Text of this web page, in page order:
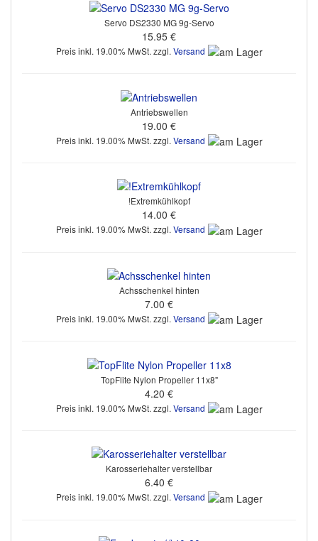
Servo DS2330 MG 9g-Servo
15.95 €
Preis inkl. 19.00% MwSt. zzgl. Versand
Antriebswellen
19.00 €
Preis inkl. 19.00% MwSt. zzgl. Versand
!Extremkühlkopf
14.00 €
Preis inkl. 19.00% MwSt. zzgl.Versand
Achsschenkel hinten
7.00 €
Preis inkl. 19.00% MwSt. zzgl. Versand
TopFlite Nylon Propeller 11x8"
4.20 €
Preis inkl. 19.00% MwSt. zzgl. Versand
Karosseriehalter verstellbar
6.40 €
Preis inkl. 19.00% MwSt. zzgl. Versand